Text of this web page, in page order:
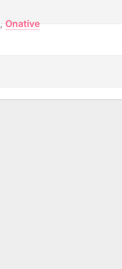
, Onative